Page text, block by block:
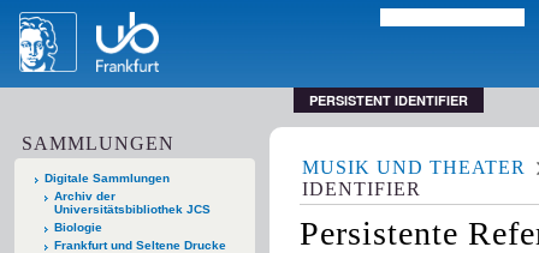
PERSISTENT IDENTIFIER
SAMMLUNGEN
Digitale Sammlungen
Archiv der
Universitätsbibliothek JCS
Biologie
Frankfurt und Seltene Drucke
MUSIK UND THEATER
IDENTIFIER
Persistente